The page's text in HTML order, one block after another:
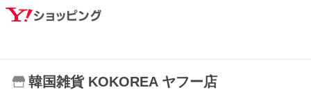
韓国雑貨 KOKOREA ヤフー店